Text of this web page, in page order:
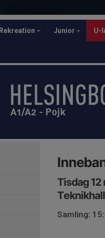
Rekreation Junior U-
A1/A2 - Pojk
Tisdag 12
Samling: